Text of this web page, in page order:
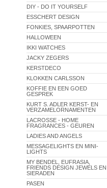
DIY - DO IT YOURSELF
ESSCHERT DESIGN
FONKIES, SPAARPOTTEN
HALLOWEEN
IKKI WATCHES
JACKY ZEGERS
KERSTDECO
KLOKKEN CARLSSON
KOFFIE EN EEN GOED
GESPREK
KURT S. ADLER KERST- EN
VERZAMELORNAMENTEN
LACROSSE - HOME
FRAGRANCES - GEUREN
LADIES AND ANGELS
MESSAGELIGHTS EN MINI-
LIGHTS
MY BENDEL, EUFRASIA,
FRIENDS DESIGN JEWELS EN
SIERADEN
PASEN